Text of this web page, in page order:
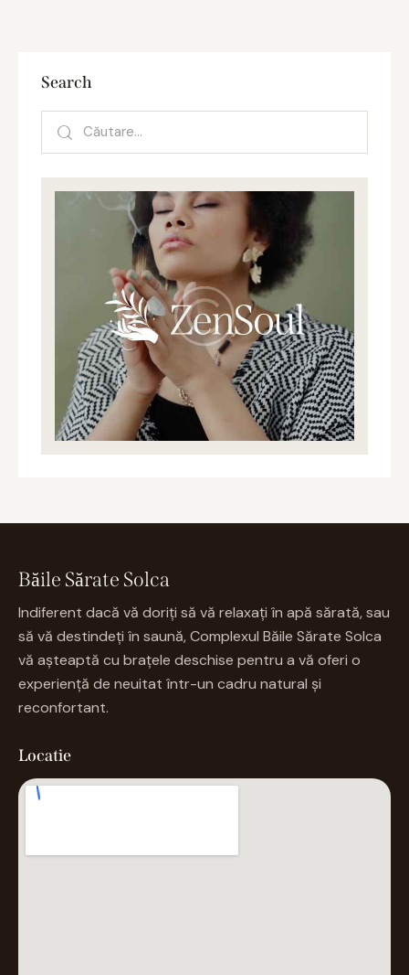
Search
Băile Sărate Solca
Indiferent dacă vă doriți să vă relaxați în apă sărată, sau
să vă destindeți în saună, Complexul Băile Sărate Solca
vă așteaptă cu brațele deschise pentru a vă oferi o
experiență de neuitat într-un cadru natural și
reconfortant.
Locatie